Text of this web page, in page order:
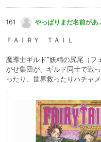
161 やっぱり
ＦＡＩＲＹ ＴＡＩＬ
魔導士ギルド”妖精の尻尾（フ
がせ集団が、ギルド同士で戦
ったり、世界救ったりハチャ